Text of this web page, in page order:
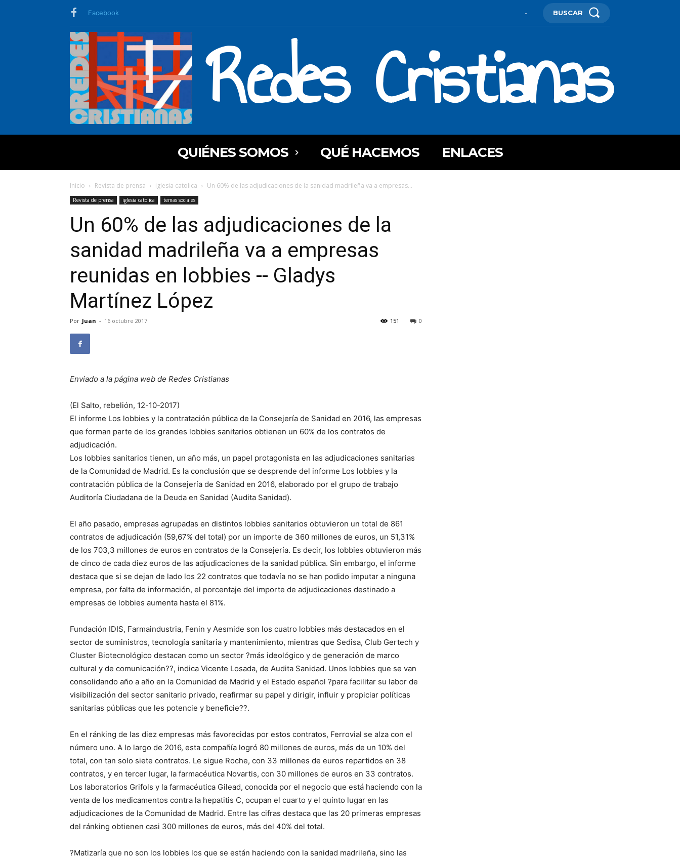
Facebook - BUSCAR
Redes Cristianas
QUIÉNES SOMOS QUÉ HACEMOS ENLACES
Inicio Revista de prensa iglesia catolica Un 60% de las adjudicaciones de la sanidad madrileña va a empresas...
Revista de prensa iglesia catolica temas sociales
Un 60% de las adjudicaciones de la
sanidad madrileña va a empresas
reunidas en lobbies -- Gladys
Martínez López
Por Juan - 16 octubre 2017 0
151
Enviado a la página web de Redes Cristianas
(El Salto, rebelión, 12-10-2017)
El informe Los lobbies y la contratación pública de la Consejería de Sanidad en 2016, las empresas
que forman parte de los grandes lobbies sanitarios obtienen un 60% de los contratos de
adjudicación.
Los lobbies sanitarios tienen, un año más, un papel protagonista en las adjudicaciones sanitarias
de la Comunidad de Madrid. Es la conclusión que se desprende del informe Los lobbies y la
contratación pública de la Consejería de Sanidad en 2016, elaborado por el grupo de trabajo
Auditoría Ciudadana de la Deuda en Sanidad (Audita Sanidad).
El año pasado, empresas agrupadas en distintos lobbies sanitarios obtuvieron un total de 861
contratos de adjudicación (59,67% del total) por un importe de 360 millones de euros, un 51,31%
de los 703,3 millones de euros en contratos de la Consejería. Es decir, los lobbies obtuvieron más
de cinco de cada diez euros de las adjudicaciones de la sanidad pública. Sin embargo, el informe
destaca que si se dejan de lado los 22 contratos que todavía no se han podido imputar a ninguna
empresa, por falta de información, el porcentaje del importe de adjudicaciones destinado a
empresas de lobbies aumenta hasta el 81%.
Fundación IDIS, Farmaindustria, Fenin y Aesmide son los cuatro lobbies más destacados en el
sector de suministros, tecnología sanitaria y mantenimiento, mientras que Sedisa, Club Gertech y
Cluster Biotecnológico destacan como un sector ?más ideológico y de generación de marco
cultural y de comunicación??, indica Vicente Losada, de Audita Sanidad. Unos lobbies que se van
consolidando año a año en la Comunidad de Madrid y el Estado español ?para facilitar su labor de
visibilización del sector sanitario privado, reafirmar su papel y dirigir, influir y propiciar políticas
sanitarias públicas que les potencie y beneficie??.
En el ránking de las diez empresas más favorecidas por estos contratos, Ferrovial se alza con el
número uno. A lo largo de 2016, esta compañía logró 80 millones de euros, más de un 10% del
total, con tan solo siete contratos. Le sigue Roche, con 33 millones de euros repartidos en 38
contratos, y en tercer lugar, la farmacéutica Novartis, con 30 millones de euros en 33 contratos.
Los laboratorios Grifols y la farmacéutica Gilead, conocida por el negocio que está haciendo con la
venta de los medicamentos contra la hepatitis C, ocupan el cuarto y el quinto lugar en las
adjudicaciones de la Comunidad de Madrid. Entre las cifras destaca que las 20 primeras empresas
del ránking obtienen casi 300 millones de euros, más del 40% del total.
?Matizaría que no son los lobbies los que se están haciendo con la sanidad madrileña, sino las